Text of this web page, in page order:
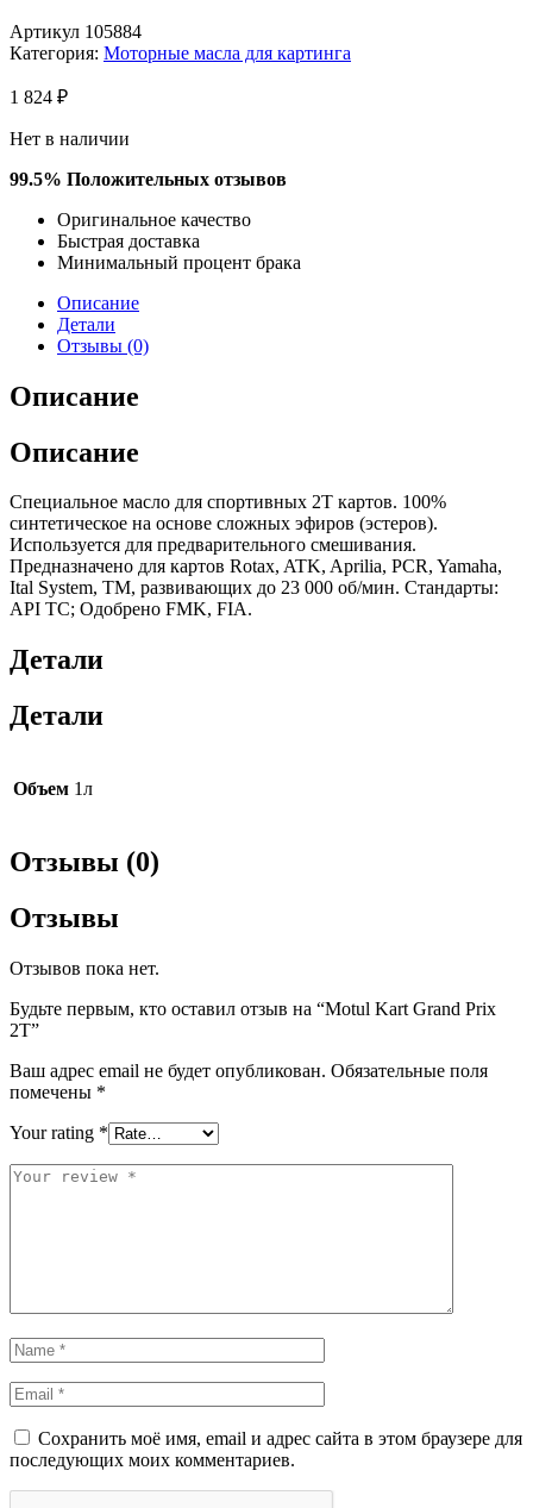
Артикул 105884
Категория: Моторные масла для картинга
1 824 ₽
Нет в наличии
99.5% Положительных отзывов​​
Оригинальное качество​
Быстрая доставка
Минимальный процент брака
Описание
Детали
Отзывы (0)
Описание
Описание
Специальное масло для спортивных 2T картов. 100%
синтетическое на основе сложных эфиров (эстеров).
Используется для предварительного смешивания.
Предназначено для картов Rotax, ATK, Aprilia, PCR, Yamaha,
Ital System, TM, развивающих до 23 000 об/мин. Стандарты:
API TC; Одобрено FMK, FIA.
Детали
Детали
Объем 1л
Отзывы (0)
Отзывы
Отзывов пока нет.
Будьте первым, кто оставил отзыв на “Motul Kart Grand Prix
2T”
Ваш адрес email не будет опубликован. Обязательные поля
помечены *
Your rating *
Сохранить моё имя, email и адрес сайта в этом браузере для
последующих моих комментариев.